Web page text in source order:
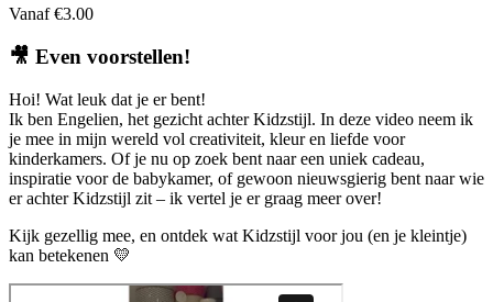
Vanaf €3.00
🎥 Even voorstellen!
Hoi! Wat leuk dat je er bent!
Ik ben Engelien, het gezicht achter Kidzstijl. In deze video neem ik
je mee in mijn wereld vol creativiteit, kleur en liefde voor
kinderkamers. Of je nu op zoek bent naar een uniek cadeau,
inspiratie voor de babykamer, of gewoon nieuwsgierig bent naar wie
er achter Kidzstijl zit – ik vertel je er graag meer over!
Kijk gezellig mee, en ontdek wat Kidzstijl voor jou (en je kleintje)
kan betekenen 💛